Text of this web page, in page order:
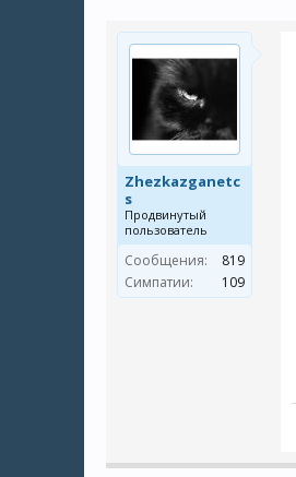
Zhezkazganetc
s
Продвинутый
пользователь
Сообщения:
819
Симпатии:
109